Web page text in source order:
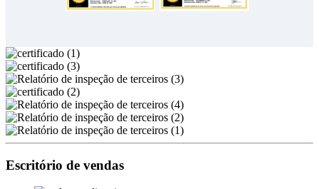
Escritório de vendas